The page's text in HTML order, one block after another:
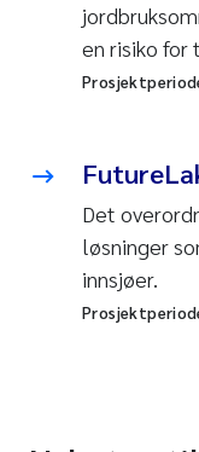
en risiko for
Det
løsninger
innsjøer.